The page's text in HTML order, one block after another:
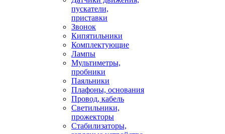
пускатели,
приставки
Звонок
Кипятильники
Комплектующие
Лампы
Мультиметры,
пробники
Паяльники
Плафоны, основания
Провод, кабель
Светильники,
прожекторы
Стабилизаторы,